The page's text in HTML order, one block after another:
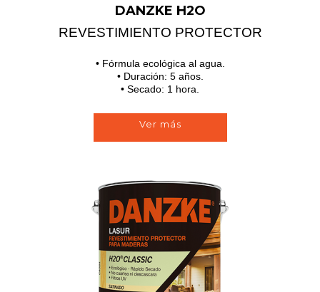
DANZKE H2O
REVESTIMIENTO PROTECTOR
• Fórmula ecológica al agua.
• Duración: 5 años.
• Secado: 1 hora.
Ver más